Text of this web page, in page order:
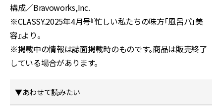
構成／Bravoworks,Inc.
※CLASSY.2025年4月号『忙しい私たちの味方「風呂パ」美
容』より。
※掲載中の情報は誌面掲載時のものです。商品は販売終了
している場合があります。
▼あわせて読みたい